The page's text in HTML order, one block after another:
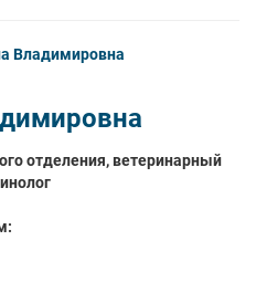
отделения, ветеринарный